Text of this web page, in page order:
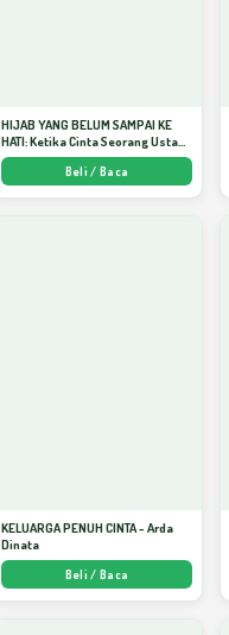
HIJAB YANG BELUM SAMPAI KE
HATI: Ketika Cinta Seorang Ustadz
Menjadi Cermin yang Paling
Kejam - Arda Dinata
Beli / Baca
KELUARGA PENUH CINTA - Arda
Dinata
Beli / Baca